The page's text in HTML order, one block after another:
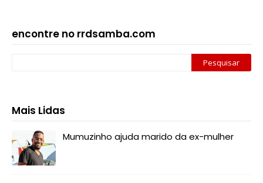
encontre no rrdsamba.com
Mais Lidas
Mumuzinho ajuda marido da ex-mulher